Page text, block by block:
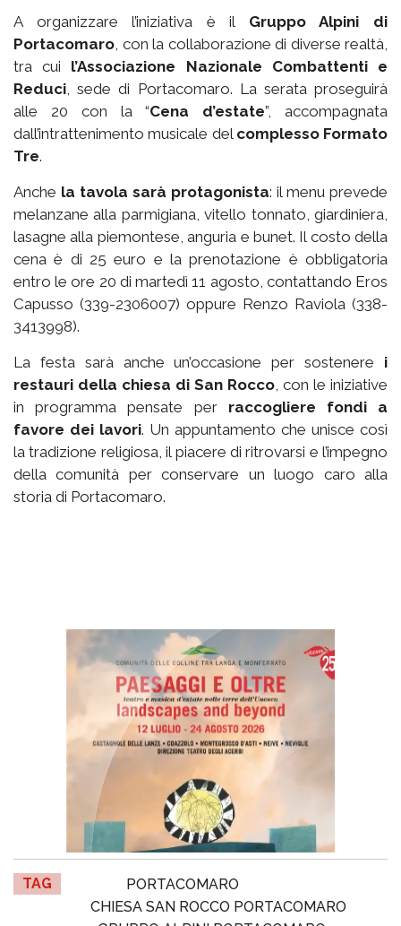
A organizzare l’iniziativa è il Gruppo Alpini di
Portacomaro , con la collaborazione di diverse realtà,
tra cui l’Associazione Nazionale Combattenti e
Reduci , sede di Portacomaro. La serata proseguirà
alle 20 con la “Cena d’estate”, accompagnata
dall’intrattenimento musicale del complesso Formato
Tre.
Anche la tavola sarà protagonista: il menu prevede
melanzane alla parmigiana, vitello tonnato, giardiniera,
lasagne alla piemontese, anguria e bunet. Il costo della
cena è di 25 euro e la prenotazione è obbligatoria
entro le ore 20 di martedì 11 agosto, contattando Eros
Capusso (339-2306007) oppure Renzo Raviola (338-
3413998).
La festa sarà anche un’occasione per sostenere i
restauri della chiesa di San Rocco , con le iniziative
in programma pensate per raccogliere fondi a
favore dei lavori. Un appuntamento che unisce così
la tradizione religiosa, il piacere di ritrovarsi e l’impegno
della comunità per conservare un luogo caro alla
storia di Portacomaro.
TAG
PORTACOMARO
CHIESA SAN ROCCO PORTACOMARO